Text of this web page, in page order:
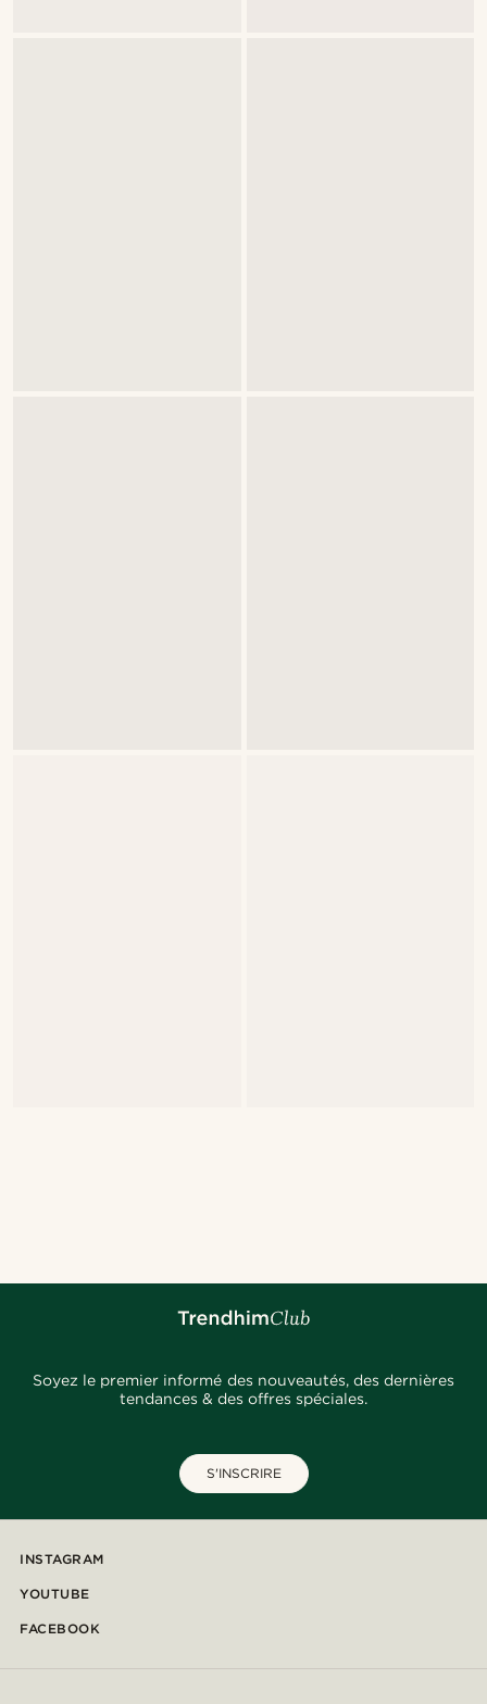
Soyez le premier informé des nouveautés, des dernières
tendances & des offres spéciales.
S'INSCRIRE
INSTAGRAM
YOUTUBE
FACEBOOK